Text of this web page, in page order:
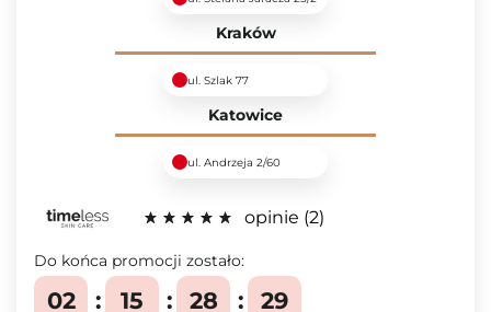
Kraków
ul. Szlak 77
Katowice
ul. Andrzeja 2/60
opinie 2
Do końca promocji zostało:
02 15 28 28